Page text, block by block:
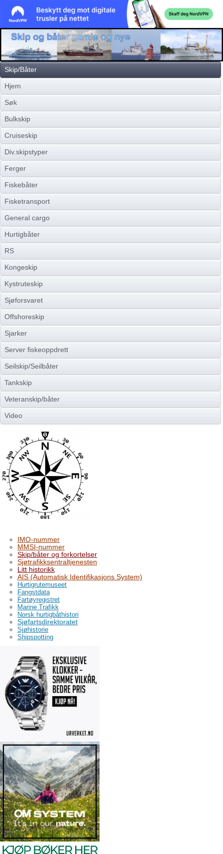
Skip/Båter
Hjem
Søk
Bulkskip
Cruiseskip
Div.skipstyper
Ferger
Fiskebåter
Fisketransport
General cargo
Hurtigbåter
RS
Kongeskip
Kystruteskip
Sjøforsvaret
Offshoreskip
Sjarker
Server fiskeoppdrett
Seilskip/Seilbåter
Tankskip
Veteranskip/båter
Video
IMO-nummer
MMSI-nummer
Skip/båter og forkortelser
Sjøtrafikksentraltjenesten
Litt historikk
AIS (Automatisk Identifikasjons System)
Hurtigrutemuseet
Fangstdata
Fartøyregistret
Marine Trafikk
Norsk hurtigbåthistori
Sjøfartsdirektoratet
Sjøhistorie
Shipspotting